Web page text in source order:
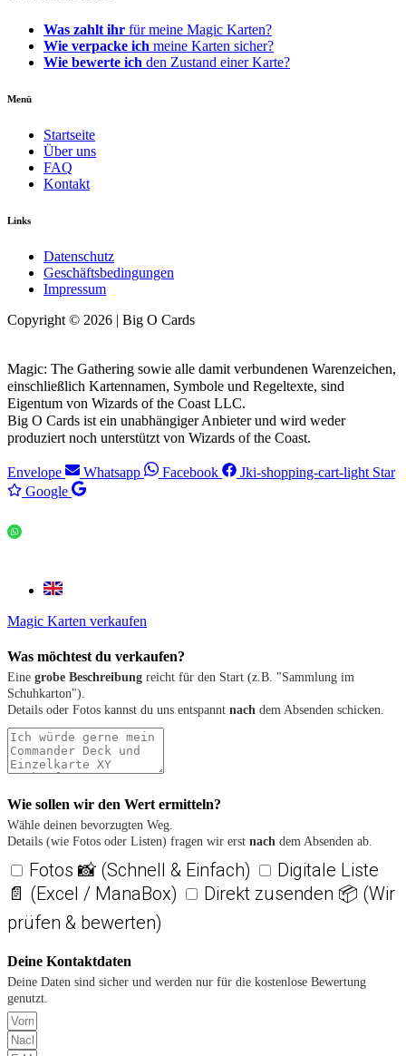
Was zahlt ihr für meine Magic Karten?
Wie verpacke ich meine Karten sicher?
Wie bewerte ich den Zustand einer Karte?
Menü
Startseite
Über uns
FAQ
Kontakt
Links
Datenschutz
Geschäftsbedingungen
Impressum
Copyright © 2026 | Big O Cards
Magic: The Gathering sowie alle damit verbundenen Warenzeichen,
einschließlich Kartennamen, Symbole und Regeltexte, sind
Eigentum von Wizards of the Coast LLC.
Big O Cards ist ein unabhängiger Anbieter und wird weder
produziert noch unterstützt von Wizards of the Coast.
Envelope Whatsapp Facebook Jki-shopping-cart-light Star
Google
Magic Karten verkaufen
Was möchtest du verkaufen?
Eine grobe Beschreibung reicht für den Start (z.B. "Sammlung im
Schuhkarton").
Details oder Fotos kannst du uns entspannt nach dem Absenden schicken.
Wie sollen wir den Wert ermitteln?
Wähle deinen bevorzugten Weg.
Details (wie Fotos oder Listen) fragen wir erst nach dem Absenden ab.
Fotos 📸 (Schnell & Einfach)
Digitale Liste
📄 (Excel / ManaBox)
Direkt zusenden 📦 (Wir
prüfen & bewerten)
Deine Kontaktdaten
Deine Daten sind sicher und werden nur für die kostenlose Bewertung
genutzt.